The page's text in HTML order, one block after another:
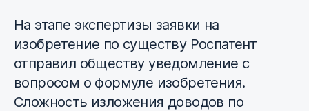
На этапе экспертизы заявки на
изобретение по существу Роспатент
отправил обществу уведомление с
вопросом о формуле изобретения.
Сложность изложения доводов по